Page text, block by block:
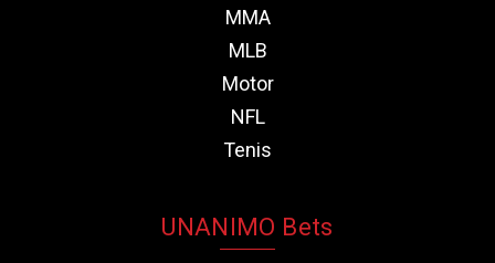
MMA
MLB
Motor
NFL
Tenis
UNANIMO Bets